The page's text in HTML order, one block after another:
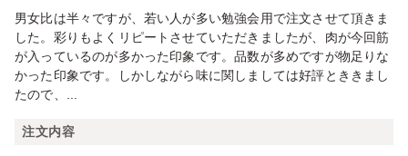
男女比は半々ですが、若い人が多い勉強会用で注文させて頂きま
した。彩りもよくリピートさせていただきましたが、肉が今回筋
が入っているのが多かった印象です。品数が多めですが物足りな
かった印象です。しかしながら味に関しましては好評とききまし
たので、...
注文内容